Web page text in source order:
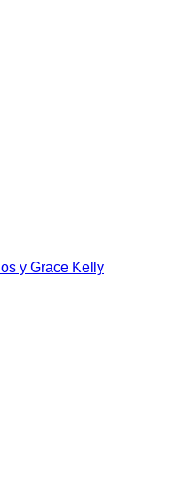
y Grace Kelly